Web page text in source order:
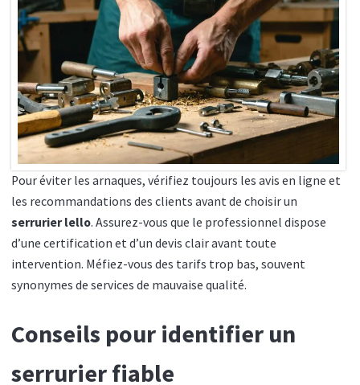
Pour éviter les arnaques, vérifiez toujours les avis en ligne et
les recommandations des clients avant de choisir un
serrurier lello. Assurez-vous que le professionnel dispose
d’une certification et d’un devis clair avant toute
intervention. Méfiez-vous des tarifs trop bas, souvent
synonymes de services de mauvaise qualité.
Conseils pour identifier un
serrurier fiable